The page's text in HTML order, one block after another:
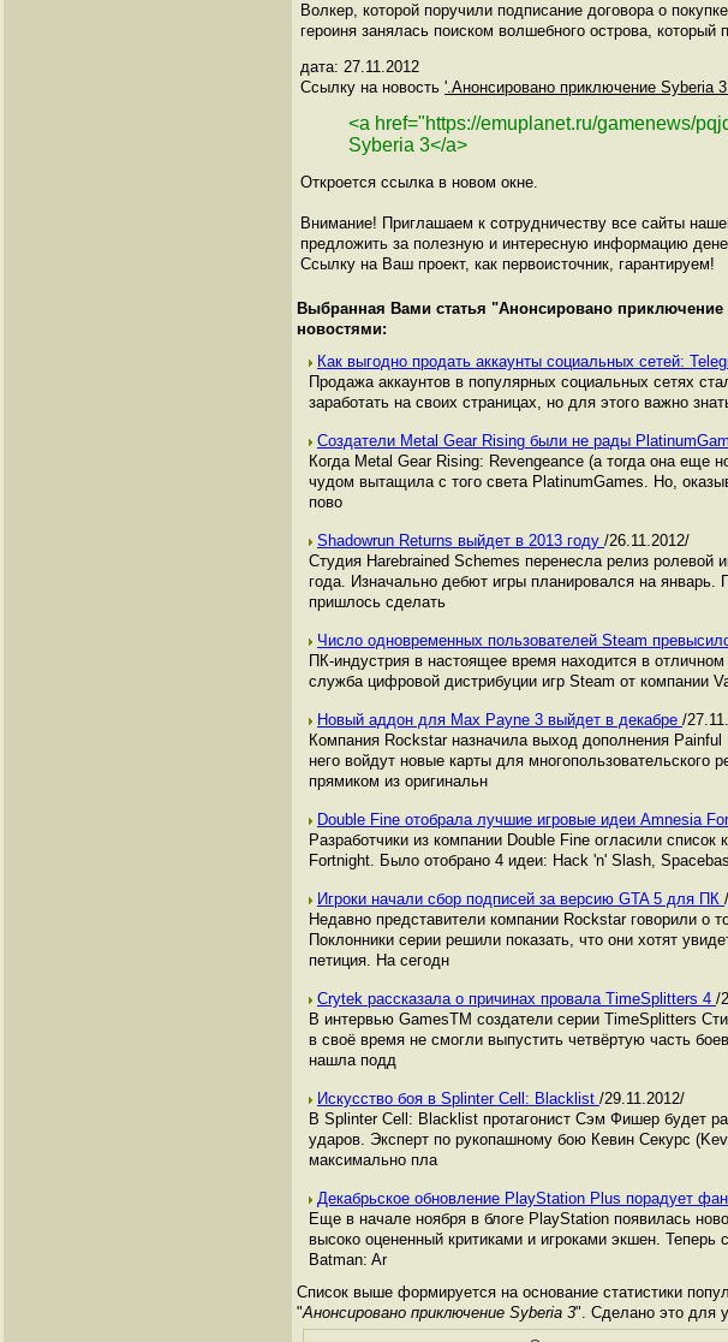
Волкер, которой поручили подписание договора о
героиня занялась поиском волшебного острова, который
дата: 27.11.2012
Ссылку на новость '.Анонсировано приключение Syberia
<a href="https://emuplanet.ru/gamenews/
Syberia 3</a>
Откроется ссылка в новом окне.
Внимание! Приглашаем к сотрудничеству все сайты
предложить за полезную и интересную информацию
Ссылку на Ваш проект, как первоисточник, гарантируем!
Выбранная Вами статья "Анонсировано приключение
новостями:
Как выгодно продать аккаунты социальных сетей:
Продажа аккаунтов в популярных социальных сетях
заработать на своих страницах, но для этого важно
Создатели Metal Gear Rising были не рады
Когда Metal Gear Rising: Revengeance (а тогда она
чудом вытащила с того света PlatinumGames. Но,
пово
Shadowrun Returns выйдет в 2013 году /26.11.2012/
Студия Harebrained Schemes перенесла релиз ролевой
года. Изначально дебют игры планировался на
пришлось сделать
Число одновременных пользователей Steam
ПК-индустрия в настоящее время находится в
служба цифровой дистрибуции игр Steam от компании
Новый аддон для Max Payne 3 выйдет в декабре /
Компания Rockstar назначила выход дополнения
него войдут новые карты для
прямиком из оригинальн
Double Fine отобрала лучшие игровые идеи Amnesia
Разработчики из компании Double Fine огласили
Fortnight. Было отобрано 4 идеи: Hack 'n' Slash,
Игроки начали сбор подписей за версию GTA 5 для ПК
Недавно представители компании Rockstar говорили о
Поклонники серии решили показать, что они хотят
петиция. На сегодн
Crytek рассказала о причинах провала TimeSplitters 4 /
В интервью GamesTM создатели серии TimeSplitters
в своё время не смогли выпустить четвёртую часть
нашла подд
Искусство боя в Splinter Cell: Blacklist /29.11.2012/
В Splinter Cell: Blacklist протагонист Сэм Фишер будет
ударов. Эксперт по рукопашному бою Кевин Секурс
максимально пла
Декабрьское обновление PlayStation Plus порадует
Еще в начале ноября в блоге PlayStation появилась
высоко оцененный критиками и игроками экшен. Теперь
Batman: Ar
Список выше формируется на основание статистики
"Анонсировано приключение Syberia 3". Сделано это для